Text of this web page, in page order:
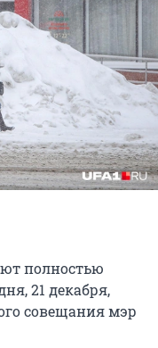
полностью
21 декабря,
совещания мэр